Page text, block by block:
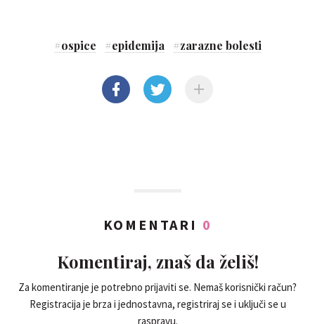
#ospice #epidemija #zarazne bolesti
KOMENTARI 0
Komentiraj, znaš da želiš!
Za komentiranje je potrebno prijaviti se. Nemaš korisnički račun?
Registracija je brza i jednostavna, registriraj se i uključi se u
raspravu.